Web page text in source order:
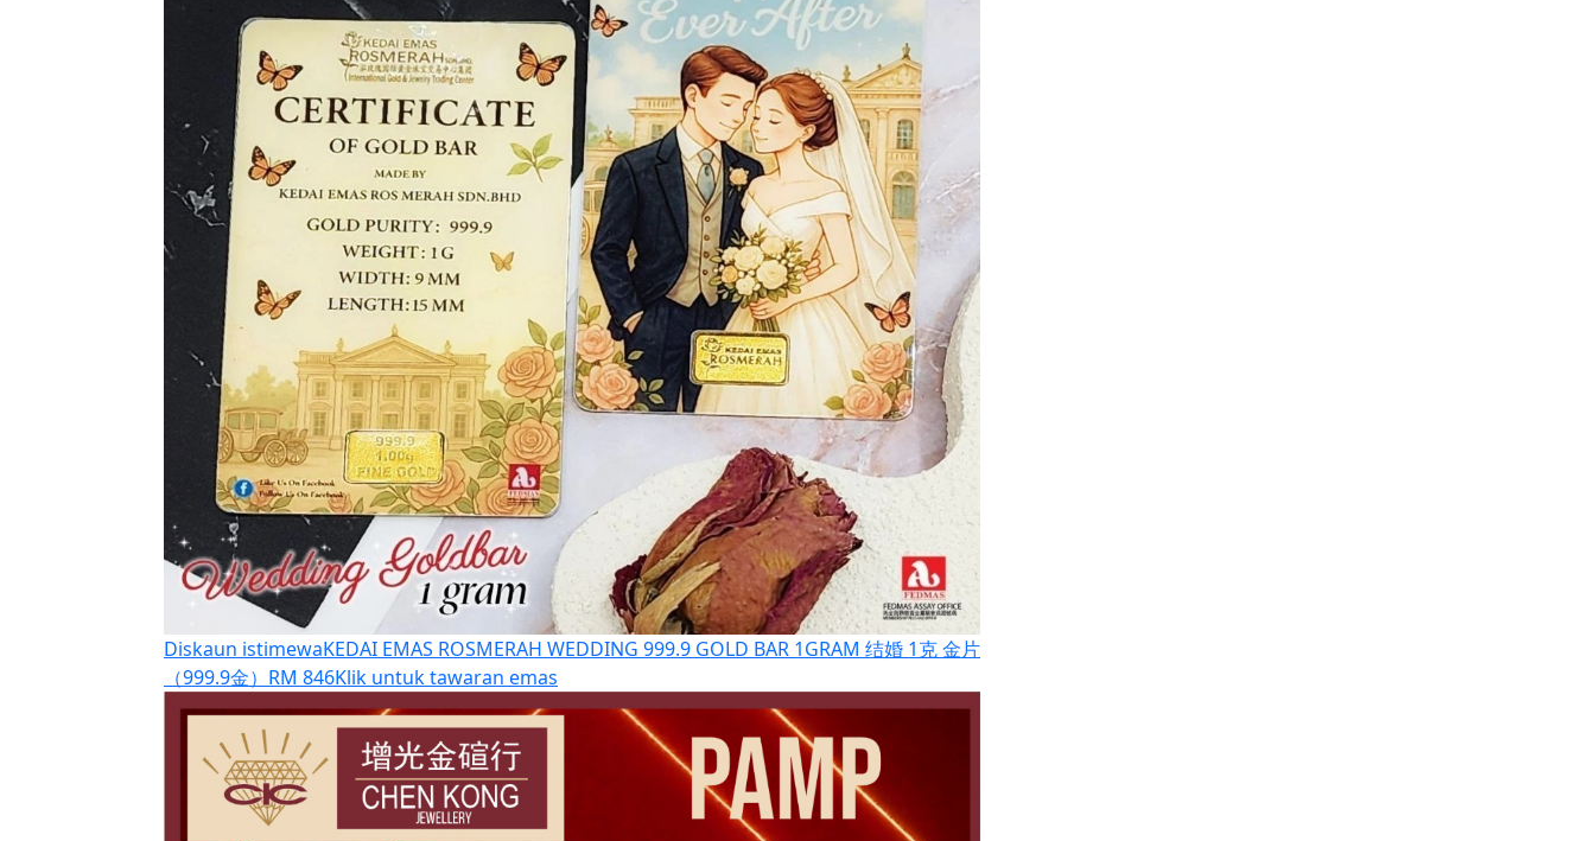
Diskaun istimewaKEDAI EMAS ROSMERAH WEDDING 999.9 GOLD BAR 1GRAM 结婚 1克 金片
（999.9金） RM 846Klik untuk tawaran emas